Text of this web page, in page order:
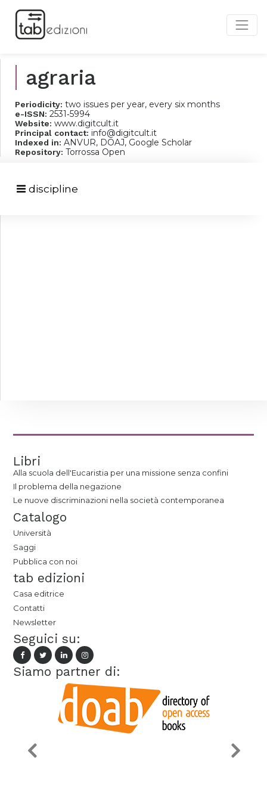
agraria
Periodicity: two issues per year, every six months
e-ISSN: 2531‐5994
Website: www.digitcult.it
Principal contact: info@digitcult.it
Indexed in: ANVUR, DOAJ, Google Scholar
Repository: Torrossa Open
discipline
Libri
Alla scuola dell'Eucaristia per una missione senza confini
Il problema della negazione
Le nuove discriminazioni nella società contemporanea
Catalogo
Università
Saggi
Pubblica con noi
tab edizioni
Casa editrice
Contatti
Newsletter
Seguici su:
Siamo partner di: